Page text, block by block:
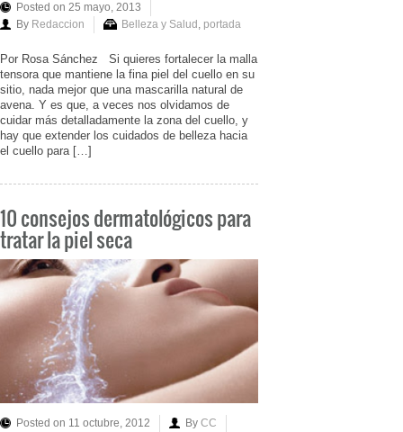
Posted on 25 mayo, 2013
By Redaccion Belleza y Salud , portada
Por Rosa Sánchez Si quieres fortalecer la malla
tensora que mantiene la fina piel del cuello en su
sitio, nada mejor que una mascarilla natural de
avena. Y es que, a veces nos olvidamos de
cuidar más detalladamente la zona del cuello, y
hay que extender los cuidados de belleza hacia
el cuello para […]
10 consejos dermatológicos para
tratar la piel seca
Posted on 11 octubre, 2012 By CC